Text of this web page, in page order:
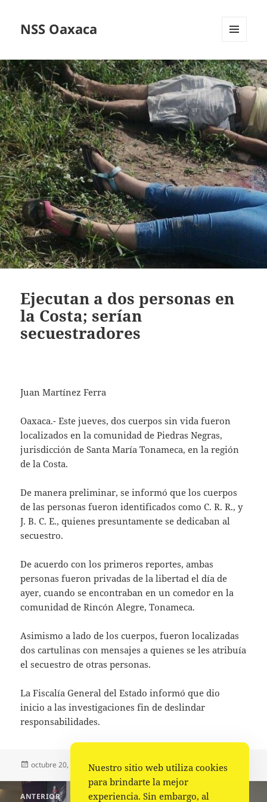
NSS Oaxaca
WIDGETS
Ejecutan a dos personas en
la Costa; serían
secuestradores
Juan Martínez Ferra
Oaxaca.- Este jueves, dos cuerpos sin vida fueron
localizados en la comunidad de Piedras Negras,
jurisdicción de Santa María Tonameca, en la región
de la Costa.
De manera preliminar, se informó que los cuerpos
de las personas fueron identificados como C. R. R., y
J. B. C. E., quienes presuntamente se dedicaban al
secuestro.
De acuerdo con los primeros reportes, ambas
personas fueron privadas de la libertad el día de
ayer, cuando se encontraban en un comedor en la
comunidad de Rincón Alegre, Tonameca.
Asimismo a lado de los cuerpos, fueron localizadas
dos cartulinas con mensajes a quienes se les atribuía
el secuestro de otras personas.
La Fiscalía General del Estado informó que dio
inicio a las investigaciones fin de deslindar
responsabilidades.
Publicado
octubre 20, 2022 Autor
La redacción Categorías
Policiaca
Navegación
ANTERIOR
Nuestro sitio web utiliza cookies
para brindarte la mejor
experiencia. Sin embargo, al